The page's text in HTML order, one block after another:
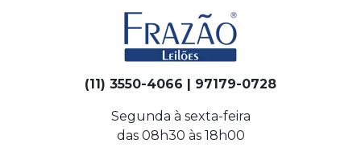
(11) 3550-4066 | 97179-0728
Segunda à sexta-feira
das 08h30 às 18h00